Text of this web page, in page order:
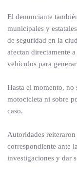
El denunciante
municipales y
de seguridad en la
afectan directamente
vehículos para
Hasta el momento,
motocicleta ni sobre
caso.
Autoridades
correspondiente ante
investigaciones y dar